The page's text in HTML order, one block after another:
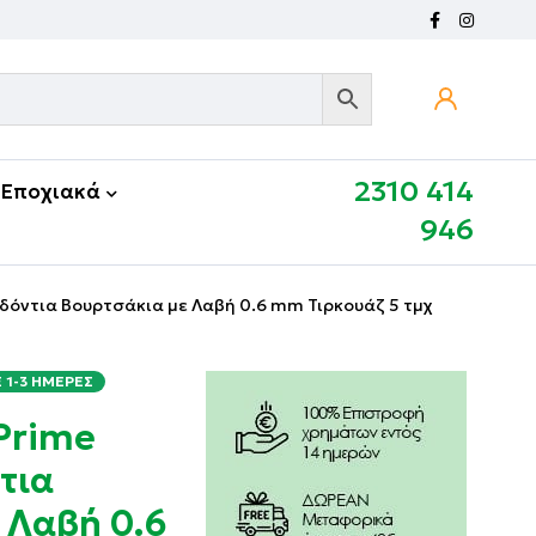
Εποχιακά
2310 414
946
Βουρτσάκια με Λαβή 0.6 mm Τιρκουάζ 5 τμχ
3 ΗΜΈΡΕΣ
Λαβή 0.6